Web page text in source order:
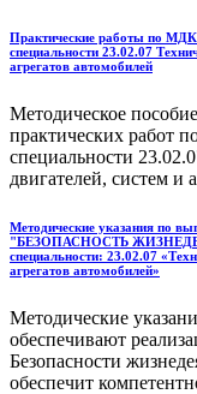
Практические работы по МДК
специальности 23.02.07
агрегатов автомобилей
Методическое
практических работ
специальности
двигателей, систем и
Методические указания по
"БЕЗОПАСНОСТЬ
специальности: 23.02.07
агрегатов автомобилей»
Методические
обеспечивают
Безопасности
обеспечит